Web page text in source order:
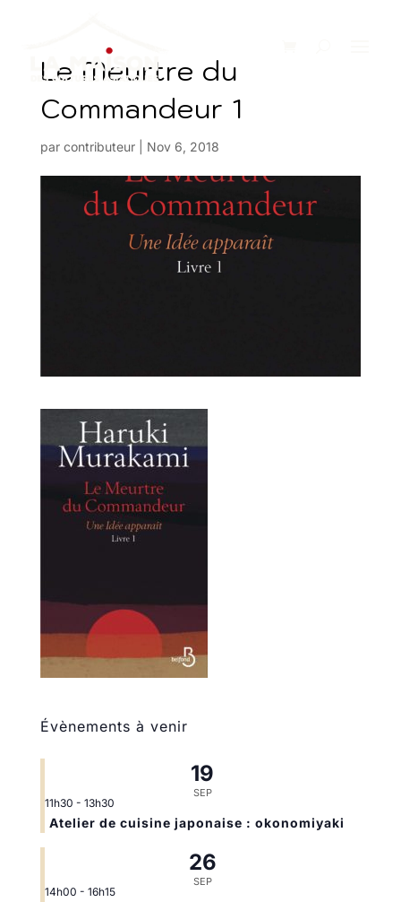
Le Meurtre du
Commandeur 1
par contributeur| Nov 6, 2018
Évènements à venir
19
SEP
11h30 - 13h30
Atelier de cuisine japonaise : okonomiyaki
26
SEP
14h00 - 16h15